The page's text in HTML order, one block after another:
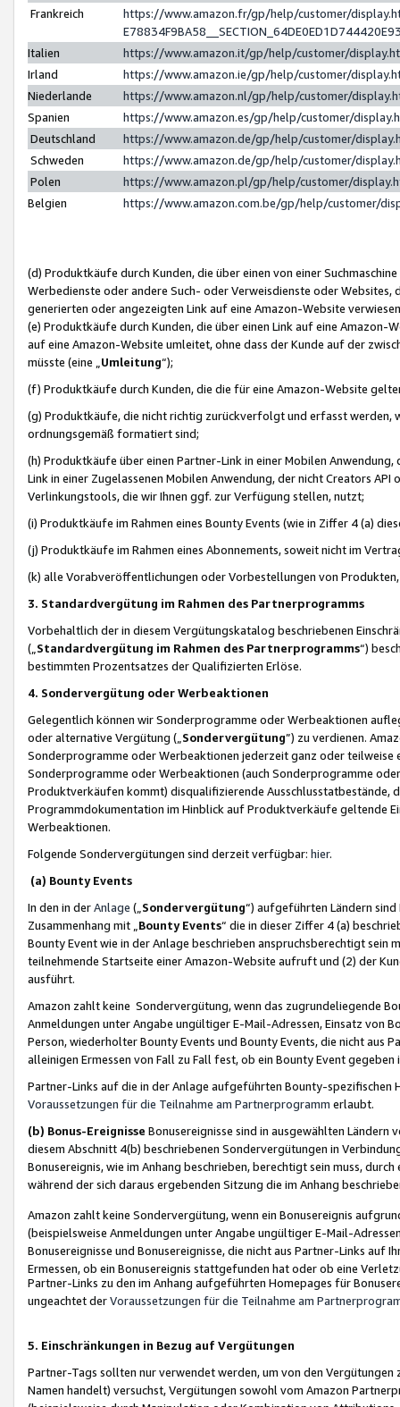
Frankreich
https://www.amazon.fr/gp/help/customer/
Italien
https://www.amazon.it/gp/help/customer/
Irland
https://www.amazon.ie/gp/help/customer/
Niederlande
https://www.amazon.nl/gp/help/customer/
Spanien
https://www.amazon.es/gp/help/customer/
Deutschland
https://www.amazon.de/gp/help/customer/
Schweden
https://www.amazon.de/gp/help/customer/
Polen
https://www.amazon.pl/gp/help/customer/
Belgien
https://www.amazon.com.be/gp/help/customer/
(d) Produktkäufe durch Kunden, die über einen von einer
Werbedienste oder andere Such- oder Verweisdienste oder Websites,
generierten oder angezeigten Link auf eine Amazon-Website
(e) Produktkäufe durch Kunden, die über einen Link auf eine
auf eine Amazon-Website umleitet, ohne dass der Kunde auf der
müsste (eine „ Umleitung“);
(f) Produktkäufe durch Kunden, die die für eine Amazon-Website
(g) Produktkäufe, die nicht richtig zurückverfolgt und erfasst werden,
ordnungsgemäß formatiert sind;
(h) Produktkäufe über einen Partner-Link in einer Mobilen
Link in einer Zugelassenen Mobilen Anwendung, der nicht Creators
Verlinkungstools, die wir Ihnen ggf. zur Verfügung stellen, nutzt;
(i) Produktkäufe im Rahmen eines Bounty Events (wie in Ziffer 4 (a)
(j) Produktkäufe im Rahmen eines Abonnements, soweit nicht im
(k) alle Vorabveröffentlichungen oder Vorbestellungen von
3. Standardvergütung im Rahmen des Partnerprogramms
Vorbehaltlich der in diesem Vergütungskatalog beschriebenen
(„ Standardvergütung im Rahmen des Partnerprogramms“)
bestimmten Prozentsatzes der Qualifizierten Erlöse.
4. Sondervergütung oder Werbeaktionen
Gelegentlich können wir Sonderprogramme oder Werbeaktionen
oder alternative Vergütung („ Sondervergütung”) zu verdienen.
Sonderprogramme oder Werbeaktionen jederzeit ganz oder
Sonderprogramme oder Werbeaktionen (auch Sonderprogramme
Produktverkäufen kommt) disqualifizierende Ausschlusstatbestände,
Programmdokumentation im Hinblick auf Produktverkäufe geltende
Werbeaktionen.
Folgende Sondervergütungen sind derzeit verfügbar: hier.
(a) Bounty Events
In den in derAnlage („ Sondervergütung“) aufgeführten Ländern
Zusammenhang mit „ Bounty Events“ die in dieser Ziffer 4 (a)
Bounty Event wie in der Anlage beschrieben anspruchsberechtigt sein
teilnehmende Startseite einer Amazon-Website aufruft und (2) der
ausführt.
Amazon zahlt keine Sondervergütung, wenn das zugrundeliegende
Anmeldungen unter Angabe ungültiger E-Mail-Adressen, Einsatz von
Person, wiederholter Bounty Events und Bounty Events, die nicht
alleinigen Ermessen von Fall zu Fall fest, ob ein Bounty Event
Partner-Links auf die in der Anlage aufgeführten Bounty-spezifischen
Voraussetzungen für die Teilnahme am Partnerprogramm erlaubt.
(b) Bonus-Ereignisse Bonusereignisse sind in ausgewählten Ländern
diesem Abschnitt 4(b) beschriebenen Sondervergütungen in
Bonusereignis, wie im Anhang beschrieben, berechtigt sein muss,
während der sich daraus ergebenden Sitzung die im Anhang
Amazon zahlt keine Sondervergütung, wenn ein Bonusereignis
(beispielsweise Anmeldungen unter Angabe ungültiger E-Mail-
Bonusereignisse und Bonusereignisse, die nicht aus Partner-Links auf
Ermessen, ob ein Bonusereignis stattgefunden hat oder ob eine
Partner-Links zu den im Anhang aufgeführten Homepages für
ungeachtet derVoraussetzungen für die Teilnahme am
5. Einschränkungen in Bezug auf Vergütungen
Partner-Tags sollten nur verwendet werden, um von den
Namen handelt) versuchst, Vergütungen sowohl vom Amazon